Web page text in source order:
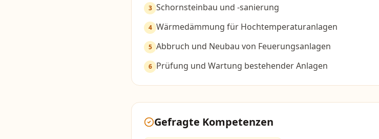
3 Schornsteinbau und -sanierung
4 Wärmedämmung für Hochtemperaturanlagen
5 Abbruch und Neubau von Feuerungsanlagen
6 Prüfung und Wartung bestehender Anlagen
Gefragte Kompetenzen